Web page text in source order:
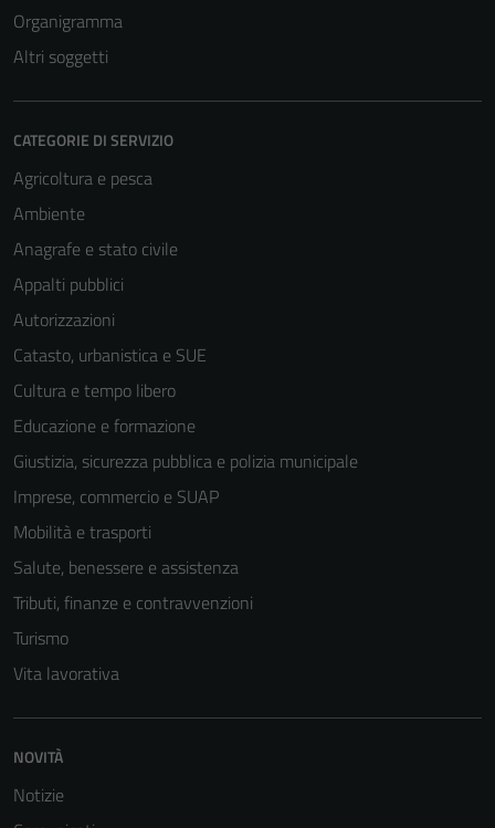
Organigramma
Altri soggetti
CATEGORIE DI SERVIZIO
Agricoltura e pesca
Ambiente
Anagrafe e stato civile
Appalti pubblici
Autorizzazioni
Catasto, urbanistica e SUE
Cultura e tempo libero
Educazione e formazione
Giustizia, sicurezza pubblica e polizia municipale
Imprese, commercio e SUAP
Mobilità e trasporti
Salute, benessere e assistenza
Tributi, finanze e contravvenzioni
Turismo
Vita lavorativa
NOVITÀ
Notizie